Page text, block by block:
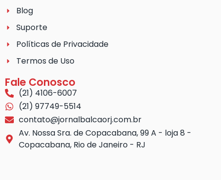
Blog
Suporte
Políticas de Privacidade
Termos de Uso
Fale Conosco
(21) 4106-6007
(21) 97749-5514
contato@jornalbalcaorj.com.br
Av. Nossa Sra. de Copacabana, 99 A - loja 8 -
Copacabana, Rio de Janeiro - RJ